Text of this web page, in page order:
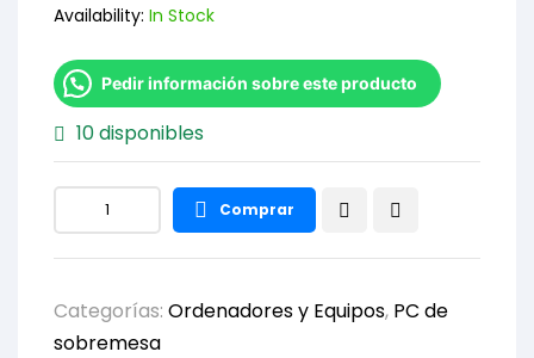
Availability: In Stock
Pedir información sobre este producto
10 disponibles
Comprar
Categorías: Ordenadores y Equipos, PC de
sobremesa